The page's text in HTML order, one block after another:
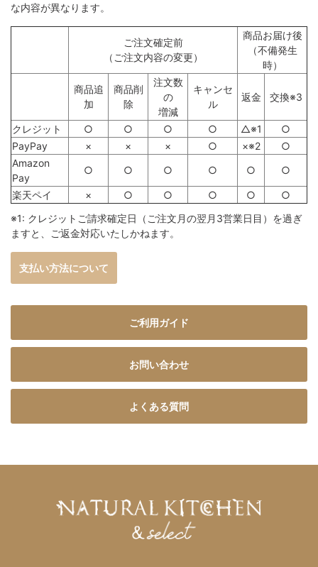
な内容が異なります。
ご注文確定前
（ご注文内容の変更）
商品お届け後
（不備発生
時）
商品追
加
商品削
除
注文数
の
増減
キャンセ
ル
返金 交換※3
クレジット ○ ○ ○ ○ △※1
○
PayPay
× × × ○ ×※2
○
Amazon
Pay
○ ○ ○ ○ ○ ○
楽天ペイ × ○ ○ ○ ○
○
※1: クレジットご請求確定日（ご注文月の翌月3営業日目）を過ぎ
ますと、ご返金対応いたしかねます。
支払い方法について
ご利用ガイド
お問い合わせ
よくある質問